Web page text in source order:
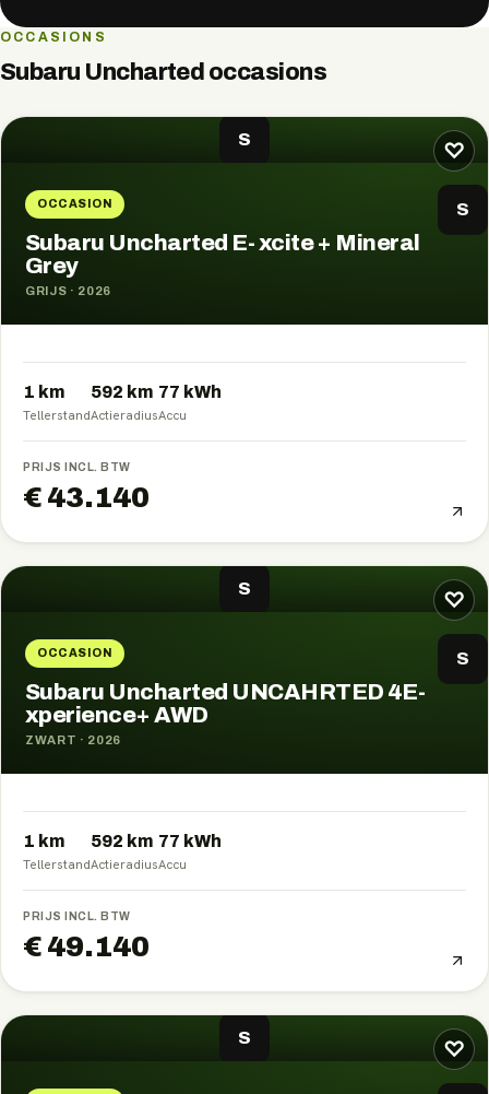
OCCASIONS
Subaru Uncharted occasions
♡
S
OCCASION S
Subaru Uncharted E- xcite + Mineral
Grey
GRIJS · 2026
1 km
Tellerstand
592 km
Actieradius
77 kWh
Accu
PRIJS INCL. BTW
€ 43.140
♡
S
OCCASION S
Subaru Uncharted UNCAHRTED 4E-
xperience+ AWD
ZWART · 2026
1 km
Tellerstand
592 km
Actieradius
77 kWh
Accu
PRIJS INCL. BTW
€ 49.140
♡
S